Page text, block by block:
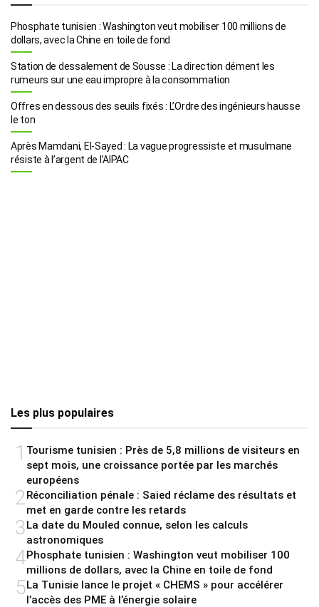
Phosphate tunisien : Washington veut mobiliser 100 millions de
dollars, avec la Chine en toile de fond
Station de dessalement de Sousse : La direction dément les
rumeurs sur une eau impropre à la consommation
Offres en dessous des seuils fixés : L’Ordre des ingénieurs hausse
le ton
Après Mamdani, El-Sayed : La vague progressiste et musulmane
résiste à l’argent de l’AIPAC
Les plus populaires
1 Tourisme tunisien : Près de 5,8 millions de visiteurs en
sept mois, une croissance portée par les marchés
européens
2Réconciliation pénale : Saied réclame des résultats et
met en garde contre les retards
3La date du Mouled connue, selon les calculs
astronomiques
4Phosphate tunisien : Washington veut mobiliser 100
millions de dollars, avec la Chine en toile de fond
5La Tunisie lance le projet « CHEMS » pour accélérer
l’accès des PME à l’énergie solaire